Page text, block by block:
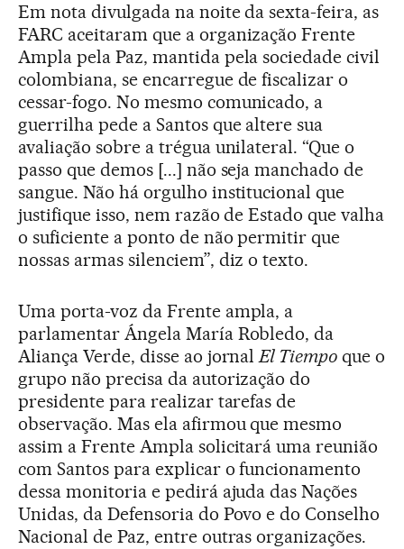
Em nota divulgada na noite da sexta-feira, as
FARC aceitaram que a organização Frente
Ampla pela Paz, mantida pela sociedade civil
colombiana, se encarregue de fiscalizar o
cessar-fogo. No mesmo comunicado, a
guerrilha pede a Santos que altere sua
avaliação sobre a trégua unilateral. “Que o
passo que demos [...] não seja manchado de
sangue. Não há orgulho institucional que
justifique isso, nem razão de Estado que valha
o suficiente a ponto de não permitir que
nossas armas silenciem”, diz o texto.
Uma porta-voz da Frente ampla, a
parlamentar Ángela María Robledo, da
Aliança Verde, disse ao jornalEl Tiempo que o
grupo não precisa da autorização do
presidente para realizar tarefas de
observação. Mas ela afirmou que mesmo
assim a Frente Ampla solicitará uma reunião
com Santos para explicar o funcionamento
dessa monitoria e pedirá ajuda das Nações
Unidas, da Defensoria do Povo e do Conselho
Nacional de Paz, entre outras organizações.